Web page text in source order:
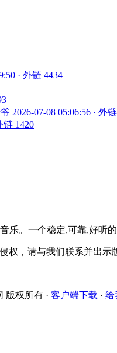
· 外链 4434
2026-07-08 05:06:56 · 外
链 1420
乐。一个稳定,可靠,好听
，请与我们联系并出示
版权所有 · 客户端下载 · 给